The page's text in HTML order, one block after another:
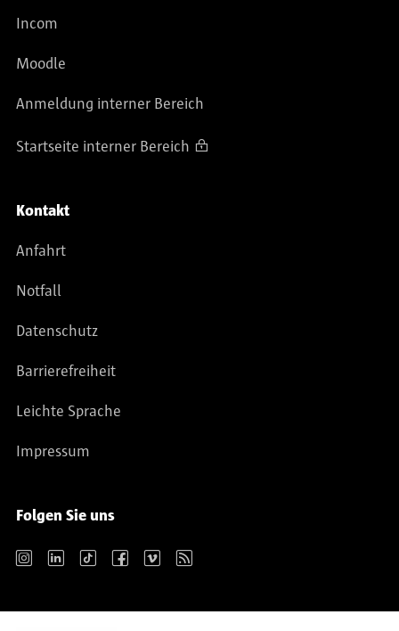
Incom
Moodle
Anmeldung interner Bereich
Startseite interner Bereich
Kontakt
Anfahrt
Notfall
Datenschutz
Barrierefreiheit
Leichte Sprache
Impressum
Folgen Sie uns
Instagram LinkedIn TikTok Facebook Vimeo RSS